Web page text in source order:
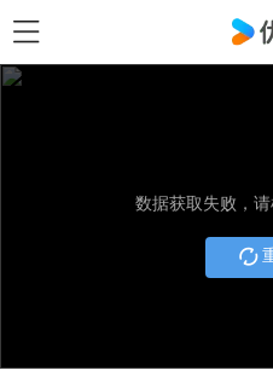
数据获取失败，